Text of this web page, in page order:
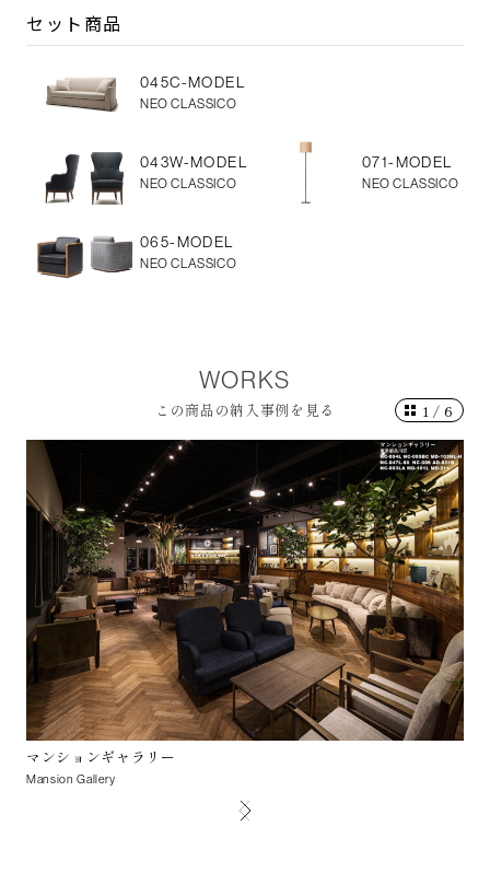
セット商品
045C-MODEL
NEO CLASSICO
043W-MODEL
NEO CLASSICO
071-MODEL
NEO CLASSICO
065-MODEL
NEO CLASSICO
WORKS
この商品の納入事例を見る
マンションギャラリー
Mansion Gallery
1 /6